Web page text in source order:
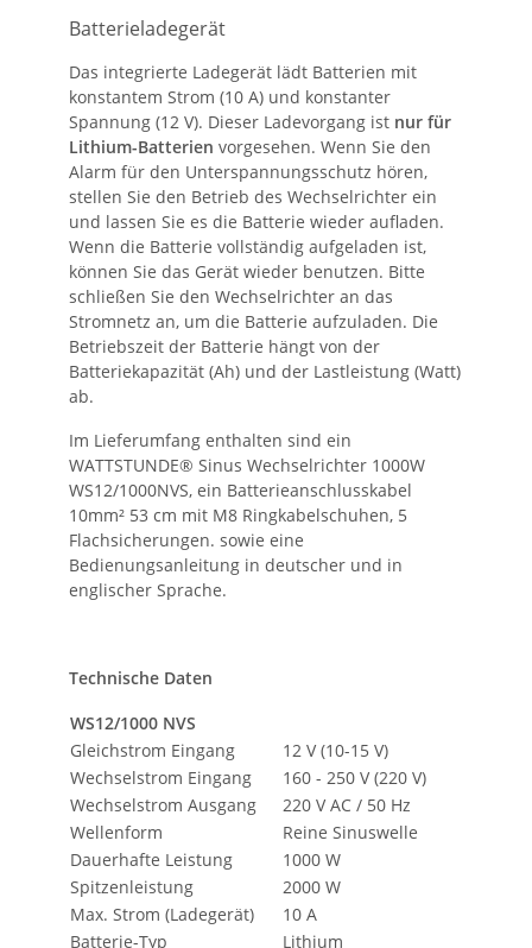
Batterieladegerät
Das integrierte Ladegerät lädt Batterien mit
konstantem Strom (10 A) und konstanter
Spannung (12 V). Dieser Ladevorgang ist nur für
Lithium-Batterien vorgesehen. Wenn Sie den
Alarm für den Unterspannungsschutz hören,
stellen Sie den Betrieb des Wechselrichter ein
und lassen Sie es die Batterie wieder aufladen.
Wenn die Batterie vollständig aufgeladen ist,
können Sie das Gerät wieder benutzen. Bitte
schließen Sie den Wechselrichter an das
Stromnetz an, um die Batterie aufzuladen. Die
Betriebszeit der Batterie hängt von der
Batteriekapazität (Ah) und der Lastleistung (Watt)
ab.
Im Lieferumfang enthalten sind ein
WATTSTUNDE® Sinus Wechselrichter 1000W
WS12/1000NVS, ein Batterieanschlusskabel
10mm² 53 cm mit M8 Ringkabelschuhen, 5
Flachsicherungen. sowie eine
Bedienungsanleitung in deutscher und in
englischer Sprache.
Technische Daten
WS12/1000 NVS
Gleichstrom Eingang
12 V (10-15 V)
Wechselstrom Eingang
160 - 250 V (220 V)
Wechselstrom Ausgang
220 V AC / 50 Hz
Wellenform
Reine Sinuswelle
Dauerhafte Leistung
1000 W
Spitzenleistung
2000 W
Max. Strom (Ladegerät)
10 A
Batterie-Typ
Lithium